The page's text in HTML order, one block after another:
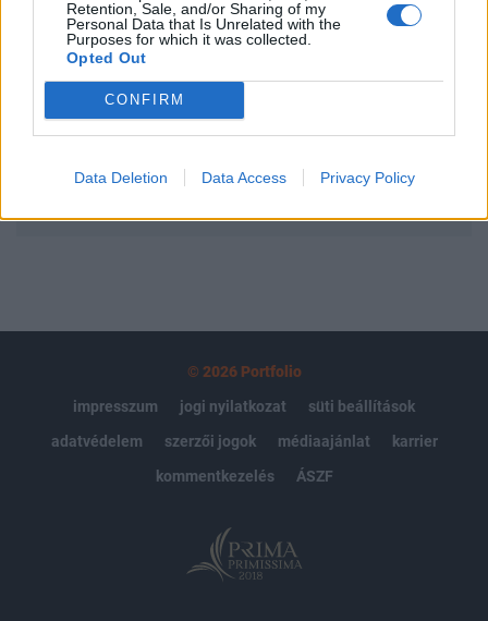
Retention, Sale, and/or Sharing of my
Personal Data that Is Unrelated with the
Purposes for which it was collected.
Opted Out
CONFIRM
Data Deletion Data Access Privacy Policy
Portfolio.hu teljes cikkarchívum
Kötéslisták: BÉT elmúlt 2 év napon belüli
kötéslistái
Előfizetés
© 2026 Portfolio
impresszum
jogi nyilatkozat
süti beállítások
adatvédelem
szerzői jogok médiaajánlat
karrier
kommentkezelés
ÁSZF